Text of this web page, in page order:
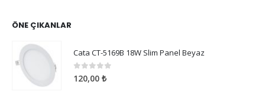
ÖNE ÇIKANLAR
Cata CT-5169B 18W Slim Panel Beyaz
05 üzerinden
120,00 ₺